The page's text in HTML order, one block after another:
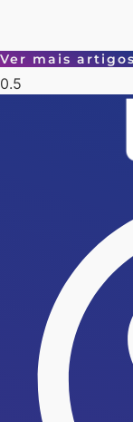
Ver mais artigos